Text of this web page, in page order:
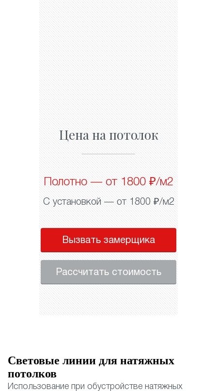
Цена на потолок
Полотно — от 1800 ₽/м2
С установкой — от 1800 ₽/м2
Вызвать замерщика
Рассчитать стоимость
Световые линии для натяжных
потолков
Использование при обустройстве натяжных